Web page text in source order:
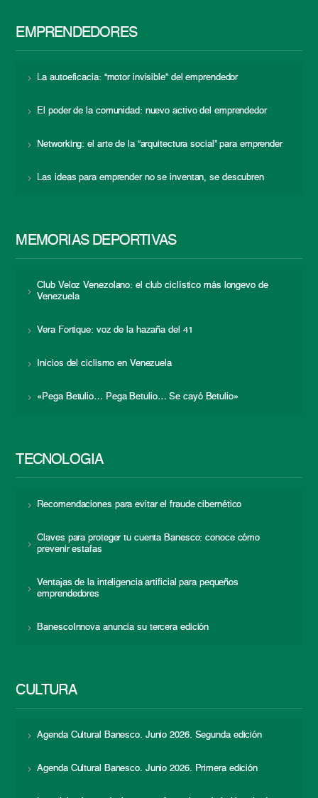
EMPRENDEDORES
La autoeficacia: “motor invisible” del emprendedor
El poder de la comunidad: nuevo activo del emprendedor
Networking: el arte de la “arquitectura social” para emprender
Las ideas para emprender no se inventan, se descubren
MEMORIAS DEPORTIVAS
Club Veloz Venezolano: el club ciclístico más longevo de
Venezuela
Vera Fortique: voz de la hazaña del 41
Inicios del ciclismo en Venezuela
«Pega Betulio… Pega Betulio… Se cayó Betulio»
TECNOLOGÍA
Recomendaciones para evitar el fraude cibernético
Claves para proteger tu cuenta Banesco: conoce cómo
prevenir estafas
Ventajas de la inteligencia artificial para pequeños
emprendedores
BanescoInnova anuncia su tercera edición
CULTURA
Agenda Cultural Banesco. Junio 2026. Segunda edición
Agenda Cultural Banesco. Junio 2026. Primera edición